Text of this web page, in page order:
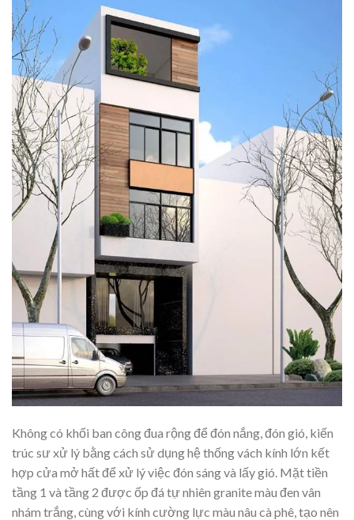
Không có khối ban công đua rộng để đón nắng, đón gió, kiến
trúc sư xử lý bằng cách sử dụng hệ thống vách kính lớn kết
hợp cửa mở hất để xử lý việc đón sáng và lấy gió. Mặt tiền
tầng 1 và tầng 2 được ốp đá tự nhiên granite màu đen vân
nhám trắng, cùng với kính cường lực màu nâu cà phê, tạo nên